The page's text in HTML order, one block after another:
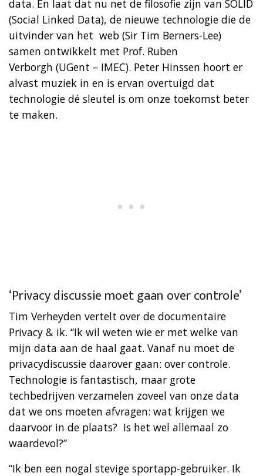
data. En laat dat nu net de filosofie zijn van SOLID
(Social Linked Data), de nieuwe technologie die de
uitvinder van het web (Sir Tim Berners-Lee)
samen ontwikkelt met Prof. Ruben
Verborgh (UGent – IMEC). Peter Hinssen hoort er
alvast muziek in en is ervan overtuigd dat
technologie dé sleutel is om onze toekomst beter
te maken.
‘Privacy discussie moet gaan over controle’
Tim Verheyden vertelt over de documentaire
Privacy & ik. “Ik wil weten wie er met welke van
mijn data aan de haal gaat. Vanaf nu moet de
privacydiscussie daarover gaan: over controle.
Technologie is fantastisch, maar grote
techbedrijven verzamelen zoveel van onze data
dat we ons moeten afvragen: wat krijgen we
daarvoor in de plaats? Is het wel allemaal zo
waardevol?”
“Ik ben een nogal stevige sportapp-gebruiker. Ik